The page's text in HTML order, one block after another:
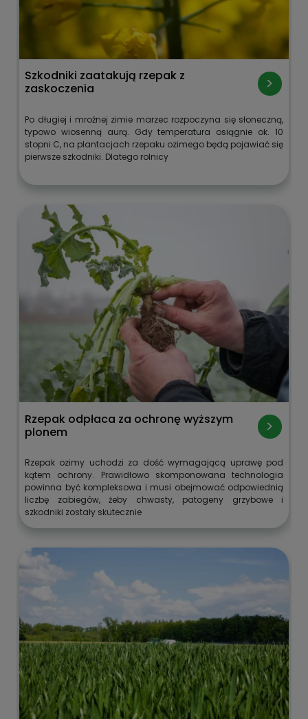
Szkodniki zaatakują rzepak z
zaskoczenia
Po długiej i mroźnej zimie marzec rozpoczyna się słoneczną,
typowo wiosenną aurą. Gdy temperatura osiągnie ok. 10
stopni C, na plantacjach rzepaku ozimego będą pojawiać się
pierwsze szkodniki. Dlatego rolnicy
Rzepak odpłaca za ochronę wyższym
plonem
Rzepak ozimy uchodzi za dość wymagającą uprawę pod
kątem ochrony. Prawidłowo skomponowana technologia
powinna być kompleksowa i musi obejmować odpowiednią
liczbę zabiegów, żeby chwasty, patogeny grzybowe i
szkodniki zostały skutecznie